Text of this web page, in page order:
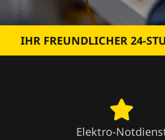
IHR FREUNDLICHER 24-
Elektro-